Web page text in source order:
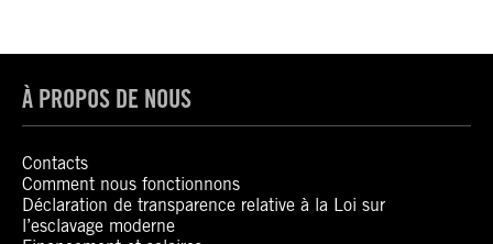
À PROPOS DE NOUS
Contacts
Comment nous fonctionnons
Déclaration de transparence relative à la Loi sur
l’esclavage moderne